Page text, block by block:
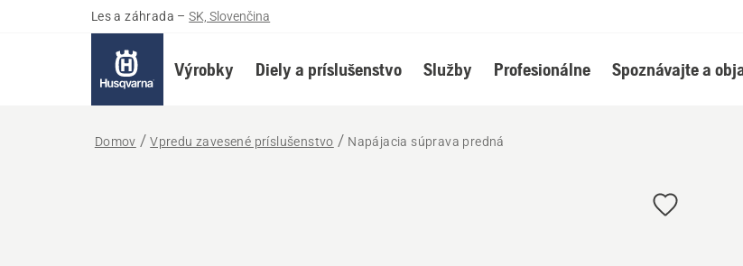
Les a záhrada – SK, Slovenčina
Výrobky Diely a príslušenstvo Služby Profesionálne Spoznávajte a
Domov Vpredu zavesené príslušenstvo Napájacia súprava predná